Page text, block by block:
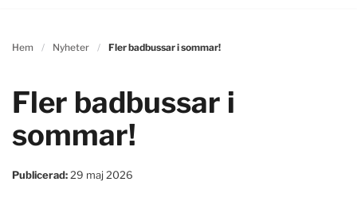
Hem Nyheter Fler badbussar i sommar!
Fler badbussar i
sommar!
Publicerad: 29 maj 2026